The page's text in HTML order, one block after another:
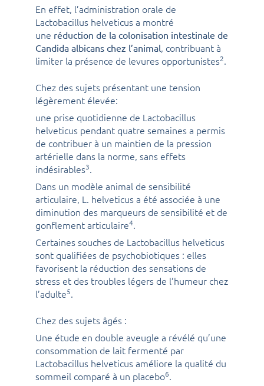
En effet, l’administration orale de
Lactobacillus helveticus a montré
une réduction de la colonisation intestinale de
Candida albicans chez l’animal, contribuant à
limiter la présence de levures opportunistes2.
Chez des sujets présentant une tension
légèrement élevée:
une prise quotidienne de Lactobacillus
helveticus pendant quatre semaines a permis
de contribuer à un maintien de la pression
artérielle dans la norme, sans effets
indésirables3.
Dans un modèle animal de sensibilité
articulaire, L. helveticus a été associée à une
diminution des marqueurs de sensibilité et de
gonflement articulaire4.
Certaines souches de Lactobacillus helveticus
sont qualifiées de psychobiotiques : elles
favorisent la réduction des sensations de
stress et des troubles légers de l’humeur chez
l’adulte5.
Chez des sujets âgés :
Une étude en double aveugle a révélé qu’une
consommation de lait fermenté par
Lactobacillus helveticus améliore la qualité du
sommeil comparé à un placebo6.